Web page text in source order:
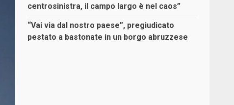
centrosinistra, il campo largo è nel caos”
“Vai via dal nostro paese”, pregiudicato
pestato a bastonate in un borgo abruzzese